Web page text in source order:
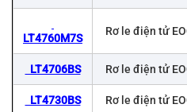
LT4760M7S
Rơ le điện tử
LT4706BS Rơ le điện tử
LT4730BS Rơ le điện tử